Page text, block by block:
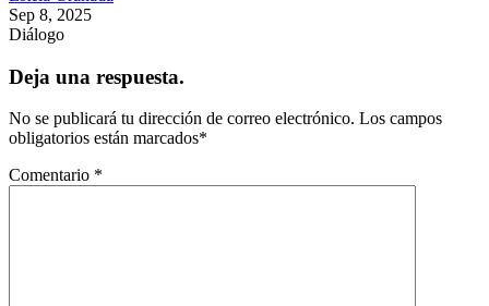
Sep 8, 2025
Diálogo
Deja una respuesta.
No se publicará tu dirección de correo electrónico. Los campos
obligatorios están marcados*
Comentario *